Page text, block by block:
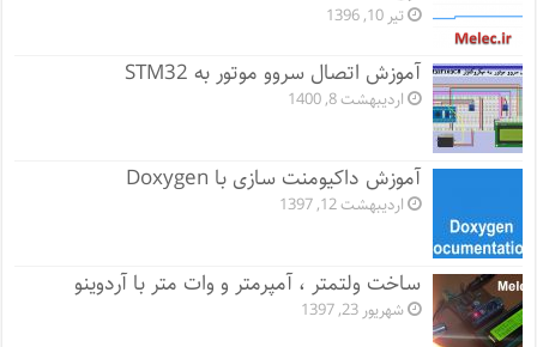
تیر 10, 1396
آموزش اتصال سروو موتور به STM32
اردیبهشت 8, 1400
آموزش داکیومنت سازی با Doxygen
اردیبهشت 12, 1397
ساخت ولتمتر ، آمپرمتر و وات متر با آردوینو
شهریور 23, 1397